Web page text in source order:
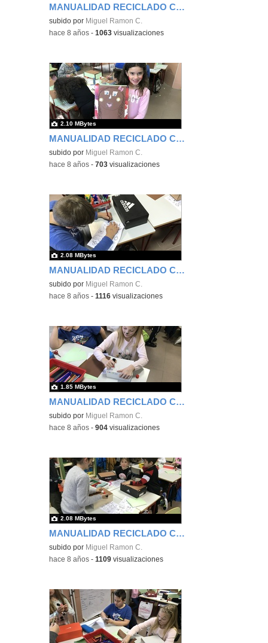
MANUALIDAD RECICLADO CAJA DE ZAPATOS - TERCERO 14
subido por Miguel Ramon C.
-hace 8 años -1063 visualizaciones
MANUALIDAD RECICLADO CAJA DE ZAPATOS - TERCERO 15
subido por Miguel Ramon C.
2.10 MBytes
-hace 8 años -703 visualizaciones
MANUALIDAD RECICLADO CAJA DE ZAPATOS - TERCERO 16
subido por Miguel Ramon C.
2.08 MBytes
-hace 8 años -1116 visualizaciones
MANUALIDAD RECICLADO CAJA DE ZAPATOS - TERCERO 17
subido por Miguel Ramon C.
1.85 MBytes
-hace 8 años -904 visualizaciones
MANUALIDAD RECICLADO CAJA DE ZAPATOS - TERCERO 18
subido por Miguel Ramon C.
2.08 MBytes
-hace 8 años -1109 visualizaciones